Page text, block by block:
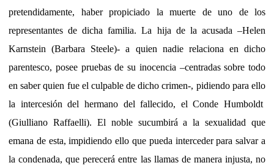
pretendidamente, haber propiciado la muerte de uno de los
representantes de dicha familia. La hija de la acusada –Helen
Karnstein (Barbara Steele)- a quien nadie relaciona en dicho
parentesco, posee pruebas de su inocencia –centradas sobre todo
en saber quien fue el culpable de dicho crimen-, pidiendo para ello
la intercesión del hermano del fallecido, el Conde Humboldt
(Giulliano Raffaelli). El noble sucumbirá a la sexualidad que
emana de esta, impidiendo ello que pueda interceder para salvar a
la condenada, que perecerá entre las llamas de manera injusta, no